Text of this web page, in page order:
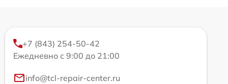
+7 (843) 254-50-42
Ежедневно с 9:00 до 21:00
info@tcl-repair-center.ru